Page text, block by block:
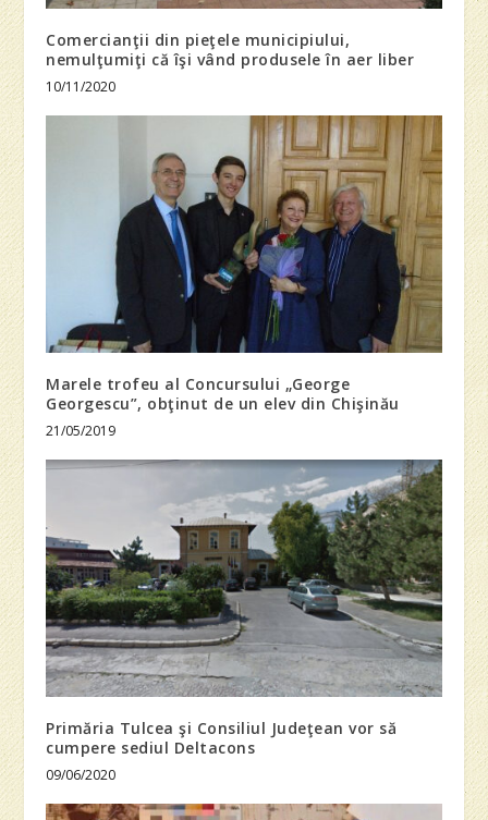
Comercianţii din pieţele municipiului,
nemulţumiţi că îşi vând produsele în aer liber
10/11/2020
Marele trofeu al Concursului „George
Georgescu”, obţinut de un elev din Chişinău
21/05/2019
Primăria Tulcea şi Consiliul Judeţean vor să
cumpere sediul Deltacons
09/06/2020